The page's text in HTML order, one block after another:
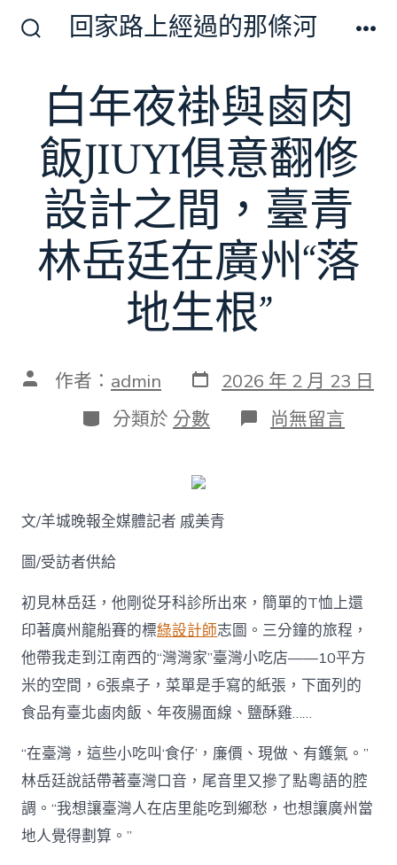
關
回家路上經過的那條河
白年夜褂與鹵肉
飯JIUYI俱意翻修
設計之間，臺青
林岳廷在廣州“落
地生根”
文 作者： admin 發
表
日
期
2026 年 2 月 23 日
分
類
分類於 分數 在
〈白
俱
意
翻
修
設
計
之
間，
青
林
岳
廷
尚無留言
文/羊城晚報全媒體記者 戚美青
圖/受訪者供給
初見林岳廷，他剛從牙科診所出來，簡單的T恤上還
印著廣州龍船賽的標綠設計師志圖。三分鐘的旅程，
他帶我走到江南西的“灣灣家”臺灣小吃店——10平方
米的空間，6張桌子，菜單是手寫的紙張，下面列的
食品有臺北鹵肉飯、年夜腸面線、鹽酥雞……
“在臺灣，這些小吃叫‘食仔’，廉價、現做、有鑊氣。”
林岳廷說話帶著臺灣口音，尾音里又摻了點粵語的腔
調。“我想讓臺灣人在店里能吃到鄉愁，也想讓廣州當
地人覺得劃算。”